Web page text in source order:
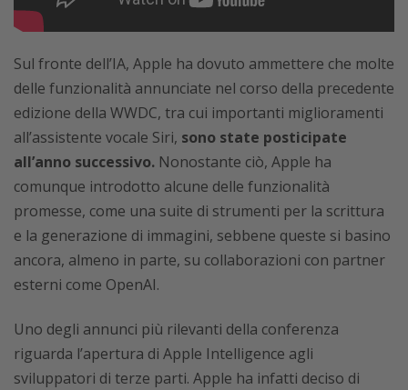
Sul fronte dell’IA, Apple ha dovuto ammettere che molte
delle funzionalità annunciate nel corso della precedente
edizione della WWDC, tra cui importanti miglioramenti
all’assistente vocale Siri, sono state posticipate
all’anno successivo. Nonostante ciò, Apple ha
comunque introdotto alcune delle funzionalità
promesse, come una suite di strumenti per la scrittura
e la generazione di immagini, sebbene queste si basino
ancora, almeno in parte, su collaborazioni con partner
esterni come OpenAI.
Uno degli annunci più rilevanti della conferenza
riguarda l’apertura di Apple Intelligence agli
sviluppatori di terze parti. Apple ha infatti deciso di